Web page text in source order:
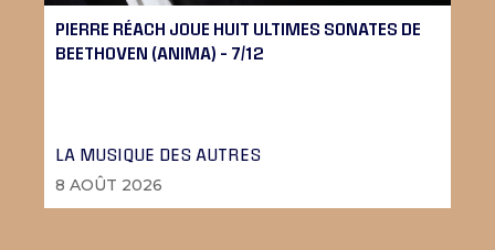
PIERRE RÉACH JOUE HUIT ULTIMES SONATES DE
BEETHOVEN (ANIMA) – 7/12
LA MUSIQUE DES AUTRES
8 AOÛT 2026